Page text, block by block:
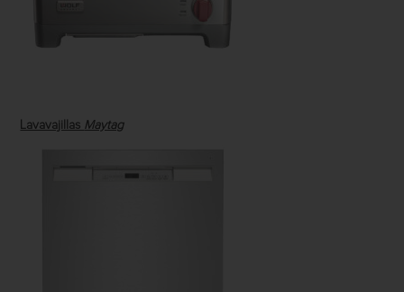
Lavavajillas Maytag